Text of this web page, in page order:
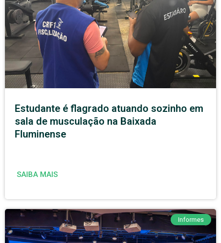
Estudante é flagrado atuando sozinho em
sala de musculação na Baixada
Fluminense
SAIBA MAIS
Informes